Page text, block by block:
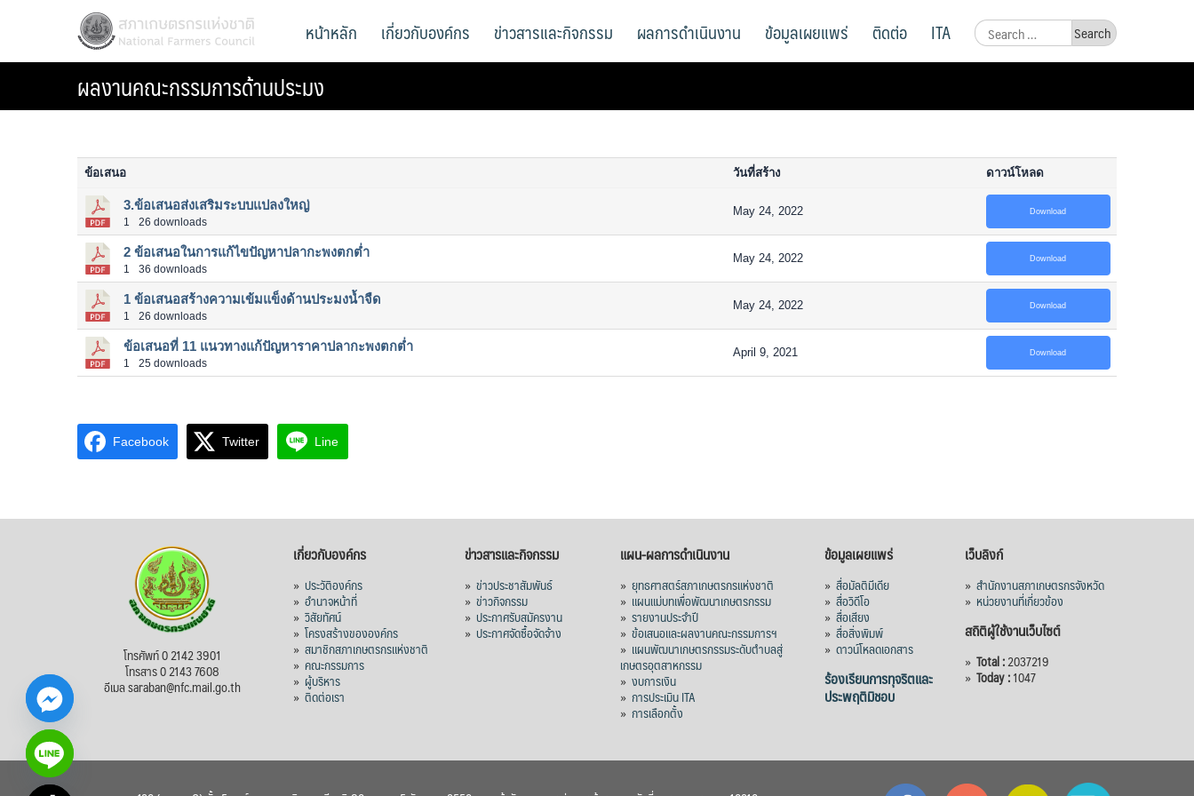
สภาเกษตรกรแห่งชาติ
National Farmers Council
Search
for:
หน้าหลัก เกี่ยวกับองค์กร ข่าวสารและกิจกรรม ผลการดำเนินงาน ข้อมูลเผยแพร่ ติดต่อ ITA
ผลงานคณะกรรมการด้านประมง
ข้อเสนอ วันที่สร้าง ดาวน์โหลด
3.ข้อเสนอส่งเสริมระบบแปลงใหญ่
1 26 downloads
May 24, 2022 Download
2 ข้อเสนอในการแก้ไขปัญหาปลากะพงตกต่ำ
1 36 downloads
May 24, 2022 Download
1 ข้อเสนอสร้างความเข้มแข็งด้านประมงน้ำจืด
1 26 downloads
May 24, 2022 Download
ข้อเสนอที่ 11 แนวทางแก้ปัญหาราคาปลากะพงตกต่ำ
1 25 downloads
April 9, 2021 Download
Facebook Twitter Line
โทรศัพท์ 0 2142 3901
โทรสาร 0 2143 7608
อีเมล saraban@nfc.mail.go.th
เกี่ยวกับองค์กร
»ประวัติองค์กร
»อำนาจหน้าที่
»วิสัยทัศน์
»โครงสร้างขององค์กร
»สมาชิกสภาเกษตรกรแห่งชาติ
»คณะกรรมการ
» ผู้บริหาร
»ติดต่อเรา
ข่าวสารและกิจกรรม
»ข่าวประชาสัมพันธ์
»ข่าวกิจกรรม
»ประกาศรับสมัครงาน
»ประกาศจัดซื้อจัดจ้าง
แผน-ผลการดำเนินงาน
» ยุทธศาสตร์สภาเกษตรกรแห่งชาติ
» แผนแม่บทเพื่อพัฒนาเกษตรกรรม
» รายงานประจำปี
» ข้อเสนอและผลงานคณะกรรมการฯ
» แผนพัฒนาเกษตรกรรมระดับตำบลสู่
เกษตรอุตสาหกรรม
» งบการเงิน
» การประเมิน ITA
» การเลือกตั้ง
ข้อมูลเผยแพร่
» สื่อมัลติมีเดีย
» สื่อวิดีโอ
» สื่อเสียง
» สื่อสิ่งพิมพ์
» ดาวน์โหลดเอกสาร
ร้องเรียนการทุจริตและ
ประพฤติมิชอบ
เว็บลิงก์
» สำนักงานสภาเกษตรกรจังหวัด
» หน่วยงานที่เกี่ยวข้อง
สถิติผู้ใช้งานเว็บไซต์
» Total :2037219
» Today :1047